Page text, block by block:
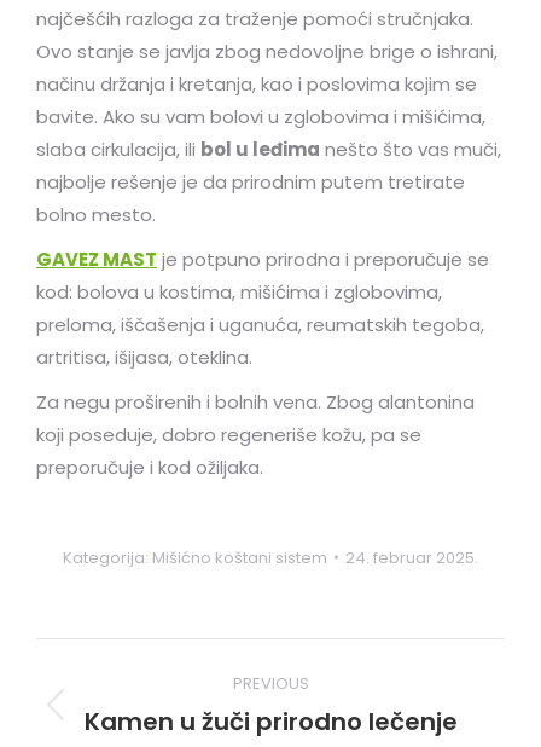
najčešćih razloga za traženje pomoći stručnjaka.
Ovo stanje se javlja zbog nedovoljne brige o ishrani,
načinu držanja i kretanja, kao i poslovima kojim se
bavite. Ako su vam bolovi u zglobovima i mišićima,
slaba cirkulacija, ili bol u leđima nešto što vas muči,
najbolje rešenje je da prirodnim putem tretirate
bolno mesto.
GAVEZ MAST je potpuno prirodna i preporučuje se
kod: bolova u kostima, mišićima i zglobovima,
preloma, iščašenja i uganuća, reumatskih tegoba,
artritisa, išijasa, oteklina.
Za negu proširenih i bolnih vena. Zbog alantonina
koji poseduje, dobro regeneriše kožu, pa se
preporučuje i kod ožiljaka.
Kategorija: Mišićno koštani sistem 24. februar 2025.
navigation
PREVIOUS
Previous
Kamen u žuči prirodno lečenje